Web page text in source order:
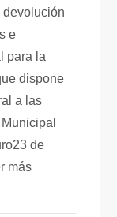
devolución
e
para la
dispone
a las
de
más